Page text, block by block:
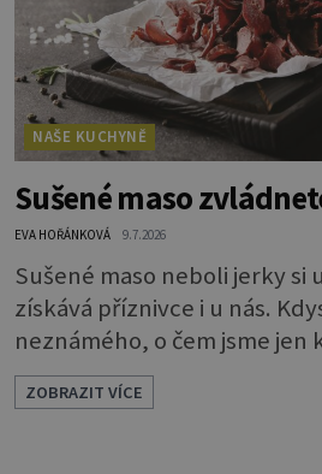
NAŠE KUCHYNĚ
Sušené maso
EVA HOŘÁNKOVÁ 9.7.2026
Sušené maso neboli jerky si
získává příznivce i u nás.
neznámého, o čem jsme jen
knihách o americkém západě.
můžeme klidně koupit, ale
ZOBRAZIT VÍCE